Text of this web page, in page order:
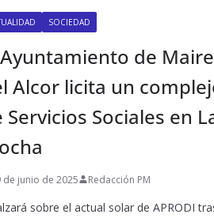
SOCIEDAD
Ayuntamiento de
Alcor licita un
Servicios Sociales en
de junio de 2025 Redacción PM
sobre el actual solar de APRODI